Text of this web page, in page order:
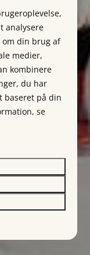
analysere
om din brug af
medier,
kombinere
du har
baseret på din
se